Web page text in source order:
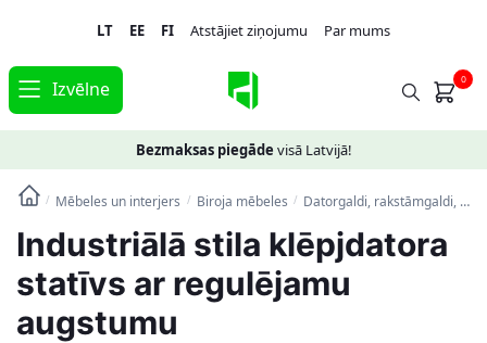
navigation
content
LT EE FI Atstājiet ziņojumu Par mums
Izvēlne 0
Bezmaksas piegāde visā Latvijā!
/ Mēbeles un interjers / Biroja mēbeles / Datorgaldi, rakstāmgaldi, biroja galdi
Industriālā stila klēpjdatora
statīvs ar regulējamu
augstumu